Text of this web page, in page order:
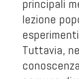
principali
lezione
Tuttavia,